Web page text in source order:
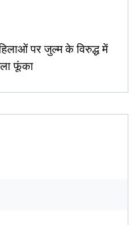
पर जुल्म के विरुद्ध में
फूंका